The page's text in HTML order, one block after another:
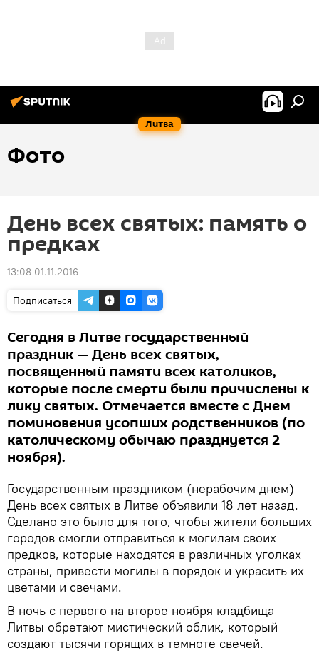
Литва
Фото
День всех святых: память о
предках
13:08 01.11.2016
Подписаться
Сегодня в Литве государственный
праздник — День всех святых,
посвященный памяти всех католиков,
которые после смерти были причислены к
лику святых. Отмечается вместе с Днем
поминовения усопших родственников (по
католическому обычаю празднуется 2
ноября).
Государственным праздником (нерабочим днем)
День всех святых в Литве объявили 18 лет назад.
Сделано это было для того, чтобы жители больших
городов смогли отправиться к могилам своих
предков, которые находятся в различных уголках
страны, привести могилы в порядок и украсить их
цветами и свечами.
В ночь с первого на второе ноября кладбища
Литвы обретают мистический облик, который
создают тысячи горящих в темноте свечей.